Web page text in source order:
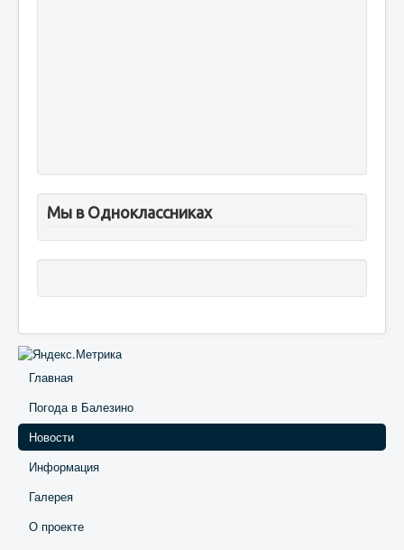
Мы в Одноклассниках
Главная
Погода в Балезино
Новости
Информация
Галерея
О проекте